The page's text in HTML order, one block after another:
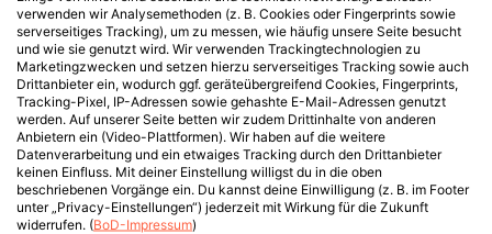
verwenden wir Analysemethoden (z. B. Cookies oder Fingerprints sowie
serverseitiges Tracking), um zu messen, wie häufig unsere Seite besucht
und wie sie genutzt wird. Wir verwenden Trackingtechnologien zu
Marketingzwecken und setzen hierzu serverseitiges Tracking sowie auch
Drittanbieter ein, wodurch ggf. geräteübergreifend Cookies, Fingerprints,
Tracking-Pixel, IP-Adressen sowie gehashte E-Mail-Adressen genutzt
werden. Auf unserer Seite betten wir zudem Drittinhalte von anderen
Anbietern ein (Video-Plattformen). Wir haben auf die weitere
Datenverarbeitung und ein etwaiges Tracking durch den Drittanbieter
keinen Einfluss. Mit deiner Einstellung willigst du in die oben
beschriebenen Vorgänge ein. Du kannst deine Einwilligung (z. B. im Footer
unter „Privacy-Einstellungen“) jederzeit mit Wirkung für die Zukunft
widerrufen. (BoD-Impressum)